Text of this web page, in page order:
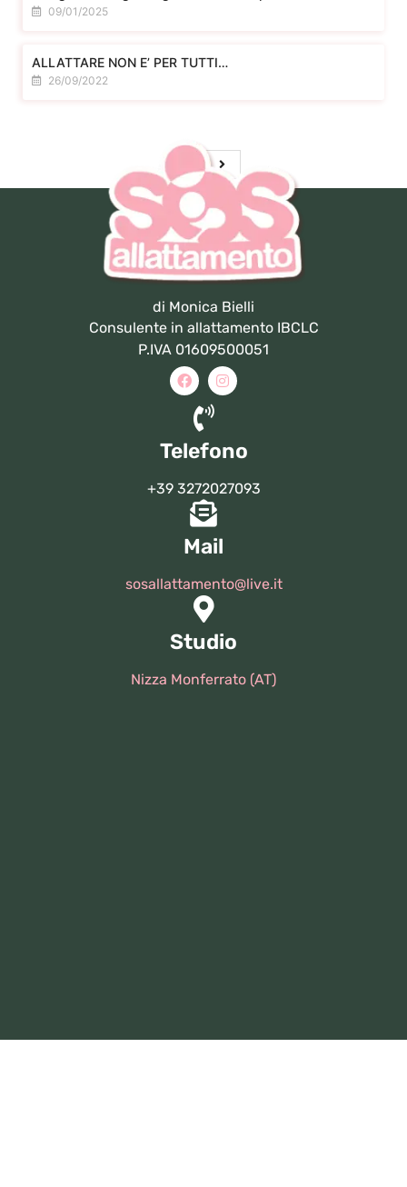
09/01/2025
ALLATTARE NON E’ PER TUTTI…
26/09/2022
di Monica Bielli
Consulente in allattamento IBCLC
P.IVA 01609500051
Telefono
+39 3272027093
Mail
sosallattamento@live.it
Studio
Nizza Monferrato (AT)